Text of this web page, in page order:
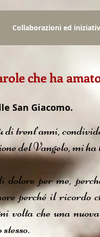
Collaborazioni ed
che ha
San Giacomo.
trent’anni,
del Vangelo, mi ha
per me,
perché il ricordo
volta che una